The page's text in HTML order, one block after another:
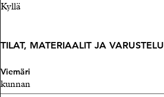
Kyllä
TILAT, MATERIAALIT JA VARUSTELU
Viemäri
kunnan